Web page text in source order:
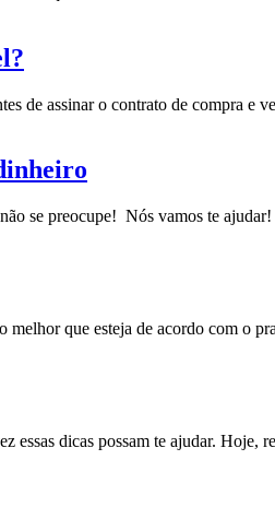
de assinar o contrato de compra
se preocupe! Nós vamos te
melhor que esteja de acordo com o
essas dicas possam te ajudar.